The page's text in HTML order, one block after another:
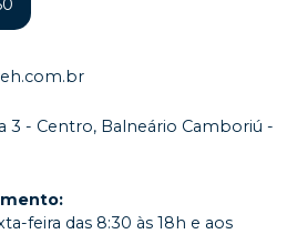
3 - Centro, Balneário Camboriú -
:
feira das 8:30 às 18h e aos